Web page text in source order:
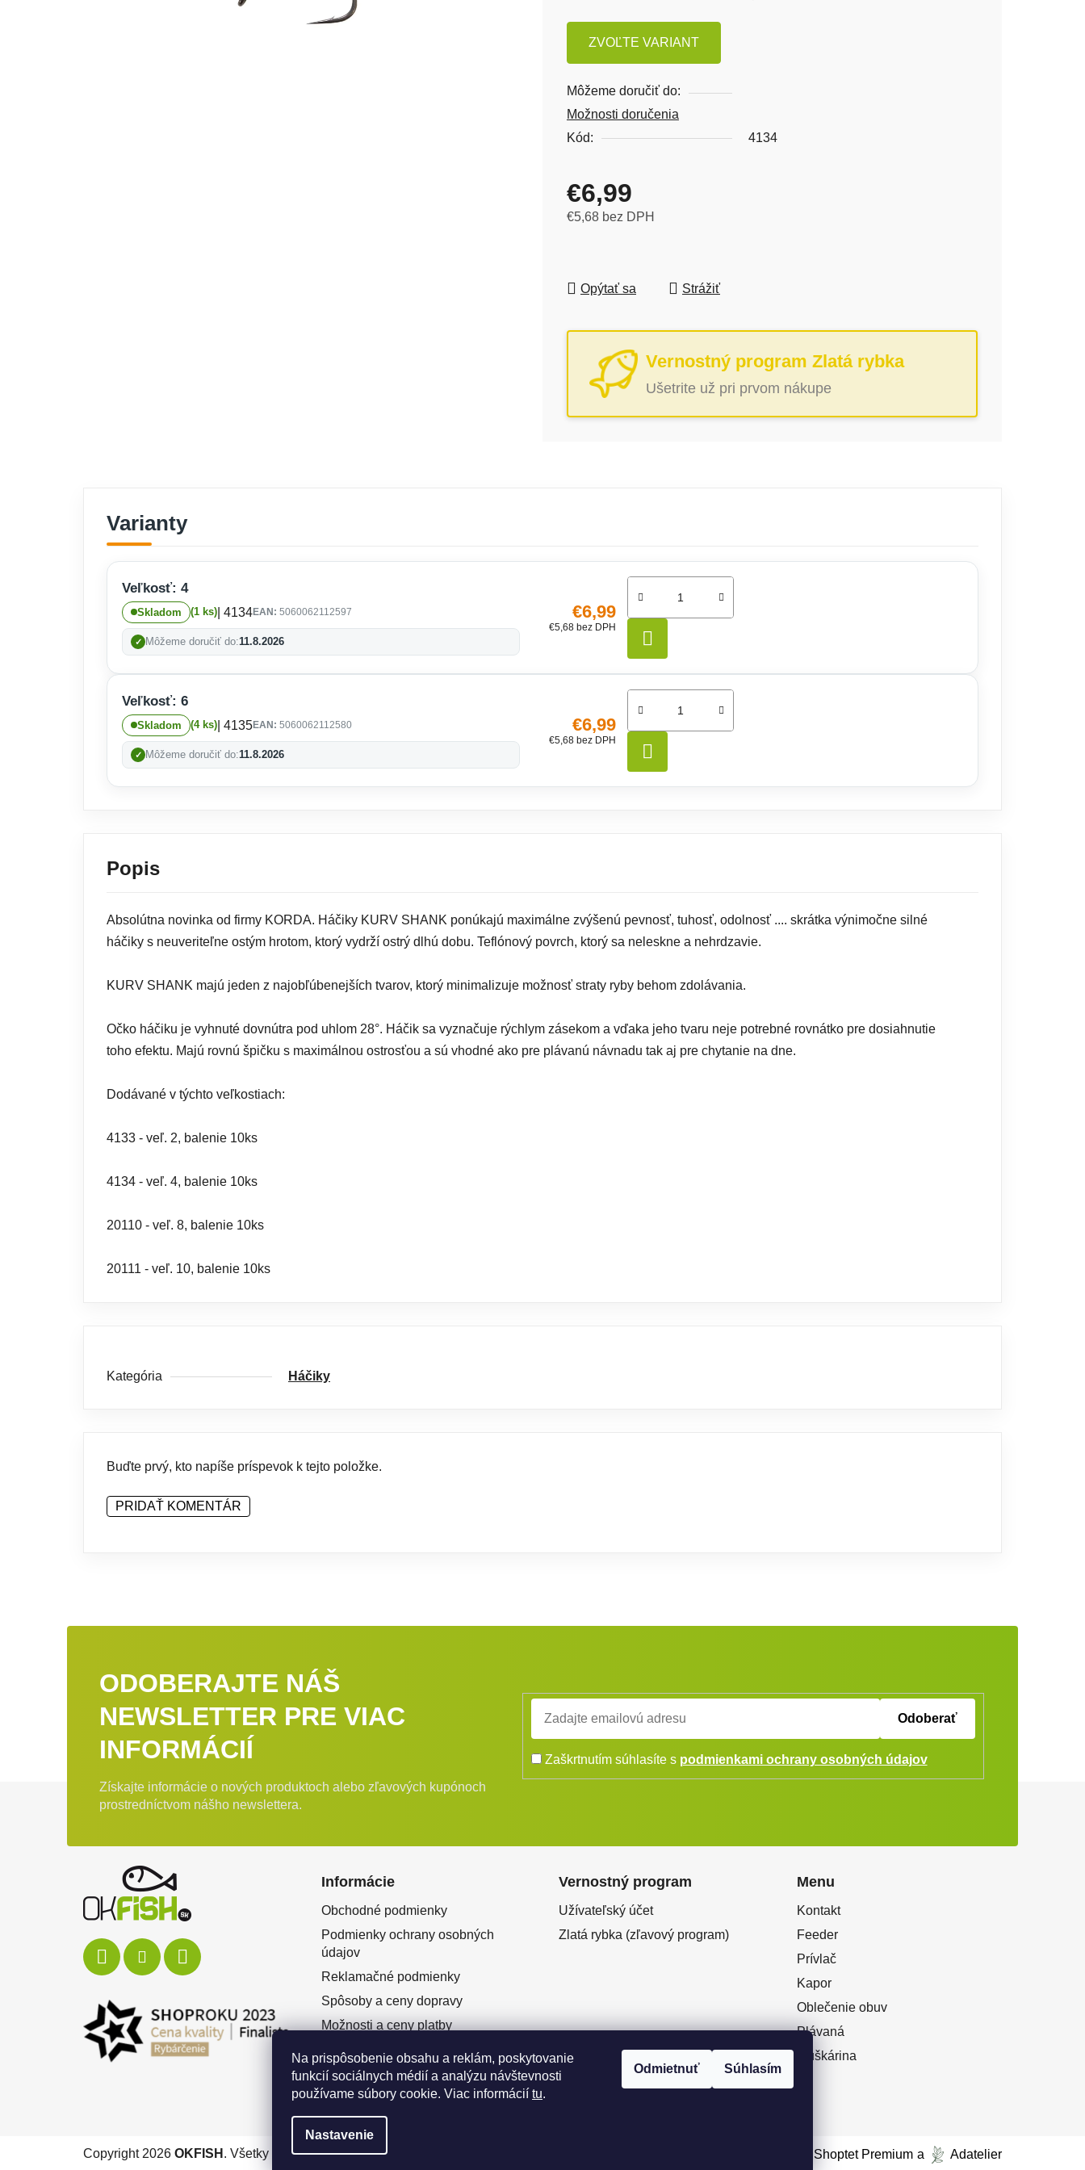
Na prispôsobenie obsahu a reklám, poskytovanie
funkcií sociálnych médií a analýzu návštevnosti
používame súbory cookie. Viac informácií tu.
Nastavenie
Odmietnuť Súhlasím
ZVOĽTE VARIANT
Môžeme doručiť do:
Možnosti doručenia
Kód:
4134
€6,99
€5,68 bez DPH
Opýtať sa Strážiť
Vernostný program Zlatá rybka
Ušetrite už pri prvom nákupe
Varianty
Veľkosť: 4
Skladom (1 ks) | 4134EAN: 5060062112597
Môžeme doručiť do:11.8.2026
€6,99
€5,68 bez DPH
Veľkosť: 6
Skladom (4 ks) | 4135EAN: 5060062112580
Môžeme doručiť do:11.8.2026
€6,99
€5,68 bez DPH
Popis
Absolútna novinka od firmy KORDA. Háčiky KURV SHANK ponúkajú maximálne zvýšenú pevnosť, tuhosť, odolnosť .... skrátka výnimočne silné
háčiky s neuveriteľne ostým hrotom, ktorý vydrží ostrý dlhú dobu. Teflónový povrch, ktorý sa neleskne a nehrdzavie.
KURV SHANK majú jeden z najobľúbenejších tvarov, ktorý minimalizuje možnosť straty ryby behom zdolávania.
Očko háčiku je vyhnuté dovnútra pod uhlom 28°. Háčik sa vyznačuje rýchlym zásekom a vďaka jeho tvaru neje potrebné rovnátko pre dosiahnutie
toho efektu. Majú rovnú špičku s maximálnou ostrosťou a sú vhodné ako pre plávanú návnadu tak aj pre chytanie na dne.
Dodávané v týchto veľkostiach:
4133 - veľ. 2, balenie 10ks
4134 - veľ. 4, balenie 10ks
20110 - veľ. 8, balenie 10ks
20111 - veľ. 10, balenie 10ks
Kategória Háčiky
Buďte prvý, kto napíše príspevok k tejto položke.
PRIDAŤ KOMENTÁR
ODOBERAJTE NÁŠ
NEWSLETTER PRE VIAC
INFORMÁCIÍ
Získajte informácie o nových produktoch alebo zľavových kupónoch
prostredníctvom nášho newslettera.
Odoberať
Zaškrtnutím súhlasíte s podmienkami ochrany osobných údajov
Informácie
Obchodné podmienky
Podmienky ochrany osobných
údajov
Reklamačné podmienky
Spôsoby a ceny dopravy
Možnosti a ceny platby
Splátkový predaj
Odstúpenie od zmluvy
Vernostný program
Užívateľský účet
Zlatá rybka (zľavový program)
Menu
Kontakt
Feeder
Prívlač
Kapor
Oblečenie obuv
Plávaná
Muškárina
Vytvoril Shoptet Premium a Adatelier
Copyright 2026 OKFISH . Všetky práva vyhradené.Upraviť nastavenie cookies